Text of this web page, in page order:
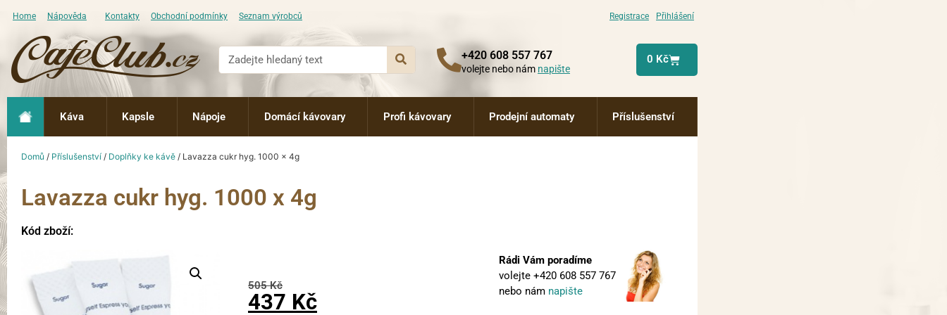
Home Nápověda Kontakty Obchodní podmínky Seznam výrobců Registrace Přihlášení
+420 608 557 767
volejte nebo nám napište
0 Kč
Káva Kapsle Nápoje Domácí kávovary Profi kávovary Prodejní automaty Příslušenství
Domů / Příslušenství / Doplňky ke kávě / Lavazza cukr hyg. 1000 x 4g
Lavazza cukr hyg. 1000 x 4g
Kód zboží:
505Kč
437 Kč
Rádi Vám poradíme
volejte +420 608 557 767
nebo nám napište